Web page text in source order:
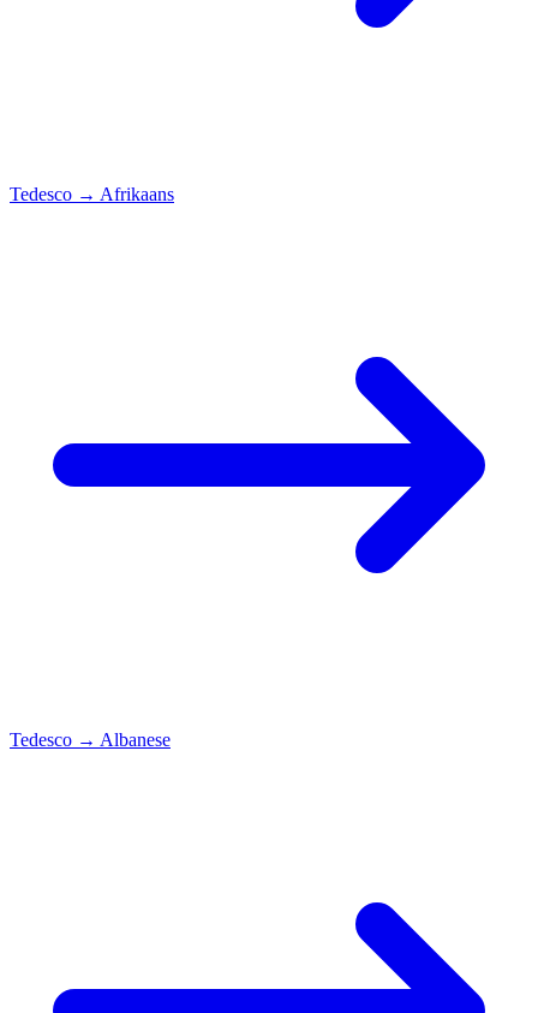
Tedesco → Afrikaans
Tedesco → Albanese